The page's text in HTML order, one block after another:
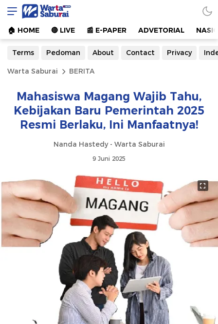
Warta Saburai
Sumber Informasi Terkini
🏠︎ HOME 🔴 LIVE 📰 E-PAPER ADVETORIAL
Terms Pedoman About Contact Privacy
Warta Saburai BERITA
Mahasiswa Magang Wajib Tahu,
Kebijakan Baru Pemerintah 2025
Resmi Berlaku, Ini Manfaatnya!
Nanda Hastedy - Warta Saburai
9 Juni 2025